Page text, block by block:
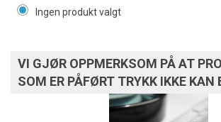
Ingen produkt valgt
VI GJØR OPPMERKSOM PÅ AT
SOM ER PÅFØRT TRYKK IKKE KAN